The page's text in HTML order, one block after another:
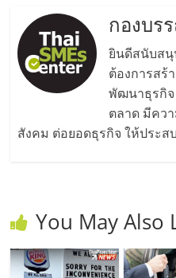
คืน
ทุน
ไว,
ปรึกษา
การ
กองบร
ยินดีสนับสนุ
ต้องการสร้
พัฒนาธุรกิจ
ตลาด มีคว
สังคม ต่อยอดธุรกิจ ให้ประส
You May Also